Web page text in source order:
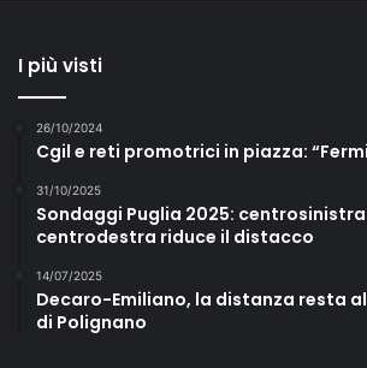
I più visti
26/10/2024
Cgil e reti promotrici in piazza:
31/10/2025
Sondaggi Puglia 2025:
centrodestra riduce il distacco
14/07/2025
Decaro-Emiliano, la distanza resta
di Polignano